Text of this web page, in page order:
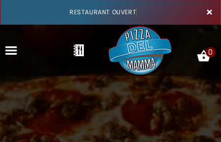
×
RESTAURANT OUVERT
ACCUEIL
LA CARTE
0